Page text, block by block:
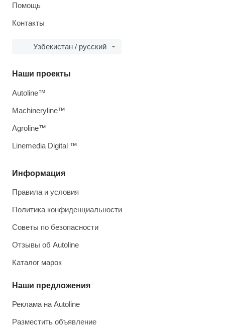
Помощь
Контакты
Узбекистан / русский
Информация
Правила и условия
Политика конфиденциальности
Советы по безопасности
Отзывы об Autoline
Каталог марок
Наши предложения
Реклама на Autoline
Разместить объявление
Наши проекты
Autoline™
Machineryline™
Agroline™
Linemedia Digital ™